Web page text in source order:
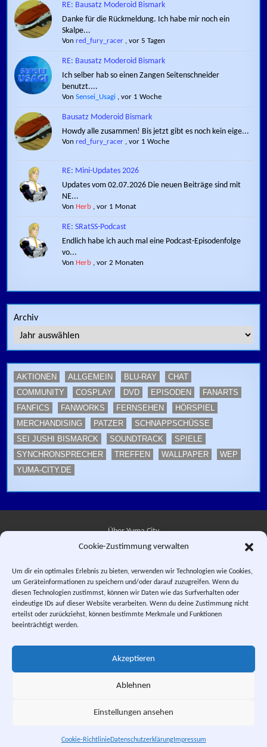
Cookie-Zustimmung verwalten
Um dir ein optimales Erlebnis zu bieten, verwenden wir Technologien wie Cookies,
um Geräteinformationen zu speichern und/oder darauf zuzugreifen. Wenn du
diesen Technologien zustimmst, können wir Daten wie das Surfverhalten oder
eindeutige IDs auf dieser Website verarbeiten. Wenn du deine Zustimmung nicht
erteilst oder zurückziehst, können bestimmte Merkmale und Funktionen
beeinträchtigt werden.
Akzeptieren
Ablehnen
Einstellungen ansehen
Cookie-RichtlinieDatenschutzerklärungImpressum
RE: Bausatz Moderoid Bismark
Danke für die Rückmeldung. Ich habe mir noch ein
Skalpe...
Vonred_fury_racer ,vor 5 Tagen
RE: Bausatz Moderoid Bismark
Ich selber hab so einen Zangen Seitenschneider
benutzt....
VonSensei_Usagi ,vor 1 Woche
Bausatz Moderoid Bismark
Howdy alle zusammen! Bis jetzt gibt es noch kein eige...
Vonred_fury_racer ,vor 1 Woche
RE: Mini-Updates 2026
Updates vom 02.07.2026 Die neuen Beiträge sind mit
NE...
Von Herb ,vor 1 Monat
RE: SRatSS-Podcast
Endlich habe ich auch mal eine Podcast-Episodenfolge
vo...
Von Herb ,vor 2 Monaten
Archiv
AKTIONEN ALLGEMEIN BLU-RAY
CHAT
COMMUNITY
COSPLAY DVD EPISODEN
FANARTS
FANFICS
FANWORKS FERNSEHEN
HÖRSPIEL
MERCHANDISING
PATZER
SCHNAPPSCHÜSSE
SEI JUSHI BISMARCK
SOUNDTRACK
SPIELE
SYNCHRONSPRECHER
TREFFEN WALLPAPER
WEP
YUMA-CITY.DE
Über Yuma City
Datenschutzerklärung
Impressum
Instagram
E-Mail
RSS-Feed
Bismarck" © 1984 PIERROT.
stated, © Yuma City.
Yuma City. Welcoming Home the Star Sheriffs since 2002.